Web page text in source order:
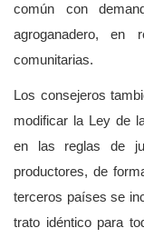
común con
agroganadero, en
comunitarias.
Los consejeros
modificar la Ley de
en las reglas de
productores, de
terceros países se
trato idéntico para